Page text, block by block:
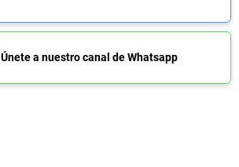
Únete a nuestro canal de Whatsapp